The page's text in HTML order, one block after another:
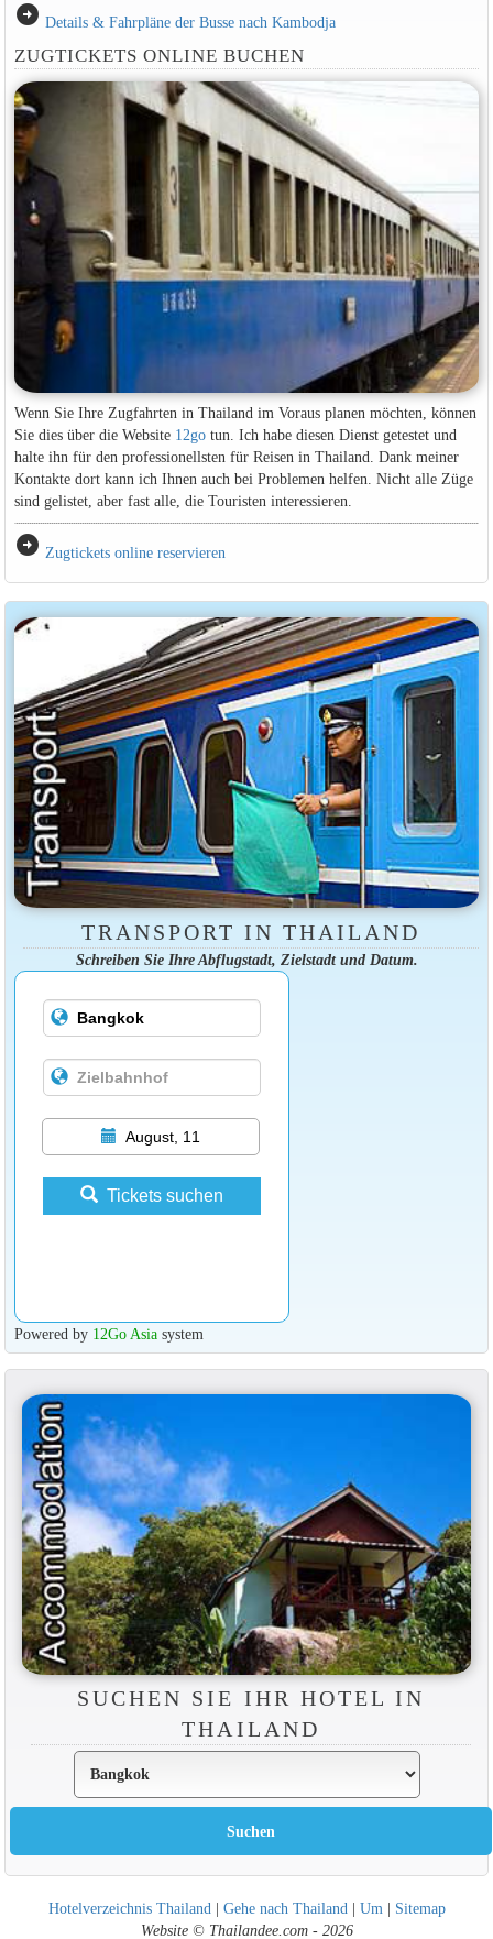
arrow_circle_right Details & Fahrpläne der Busse nach Kambodja
ZUGTICKETS ONLINE BUCHEN
Wenn Sie Ihre Zugfahrten in Thailand im Voraus planen möchten, können
Sie dies über die Website 12gotun. Ich habe diesen Dienst getestet und
halte ihn für den professionellsten für Reisen in Thailand. Dank meiner
Kontakte dort kann ich Ihnen auch bei Problemen helfen. Nicht alle Züge
sind gelistet, aber fast alle, die Touristen interessieren.
arrow_circle_right Zugtickets online reservieren
TRANSPORT IN THAILAND
Schreiben Sie Ihre Abflugstadt, Zielstadt und Datum.
August, 11
Tickets suchen
Powered by 12Go Asiasystem
SUCHEN SIE IHR HOTEL IN
THAILAND
Hotelverzeichnis Thailand | Gehe nach Thailand | Um | Sitemap
Website © Thailandee.com - 2026